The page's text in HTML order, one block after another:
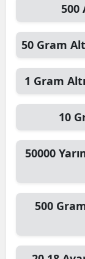
500
50 Gram
1 Gram
10
50000
500